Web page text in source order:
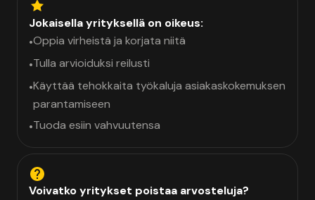
Jokaisella yrityksellä on oikeus:
•Oppia virheistä ja korjata niitä
•Tulla arvioiduksi reilusti
•Käyttää tehokkaita työkaluja asiakaskokemuksen
parantamiseen
•Tuoda esiin vahvuutensa
Voivatko yritykset poistaa arvosteluja?